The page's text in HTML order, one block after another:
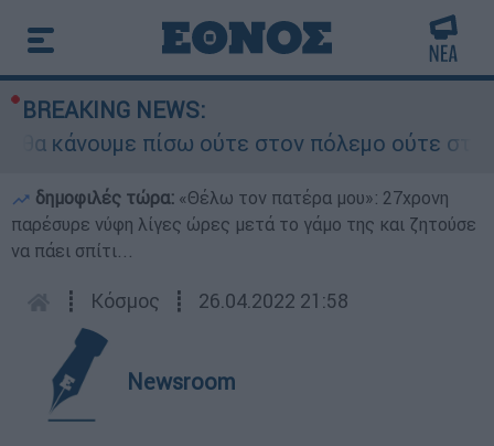
BREAKING NEWS:
κάνουμε πίσω ούτε στον πόλεμο ούτε στις
δημοφιλές τώρα: «Θέλω τον πατέρα μου»: 27χρονη
παρέσυρε νύφη λίγες ώρες μετά το γάμο της και ζητούσε
να πάει σπίτι...
┋ Κόσμος ┋ 26.04.2022 21:58
Newsroom